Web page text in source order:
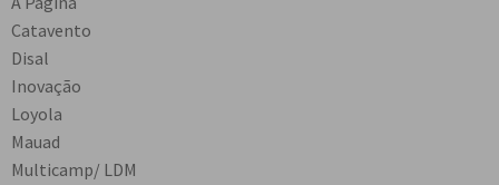
Catavento
Disal
Inovação
Loyola
Mauad
Multicamp/ LDM